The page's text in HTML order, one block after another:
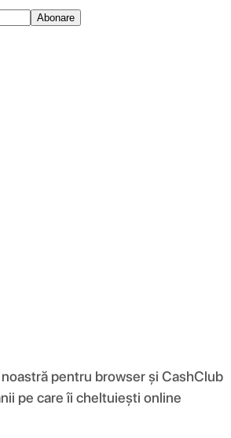
Abonare
pentru browser și CashClub
pe care îi cheltuiești online